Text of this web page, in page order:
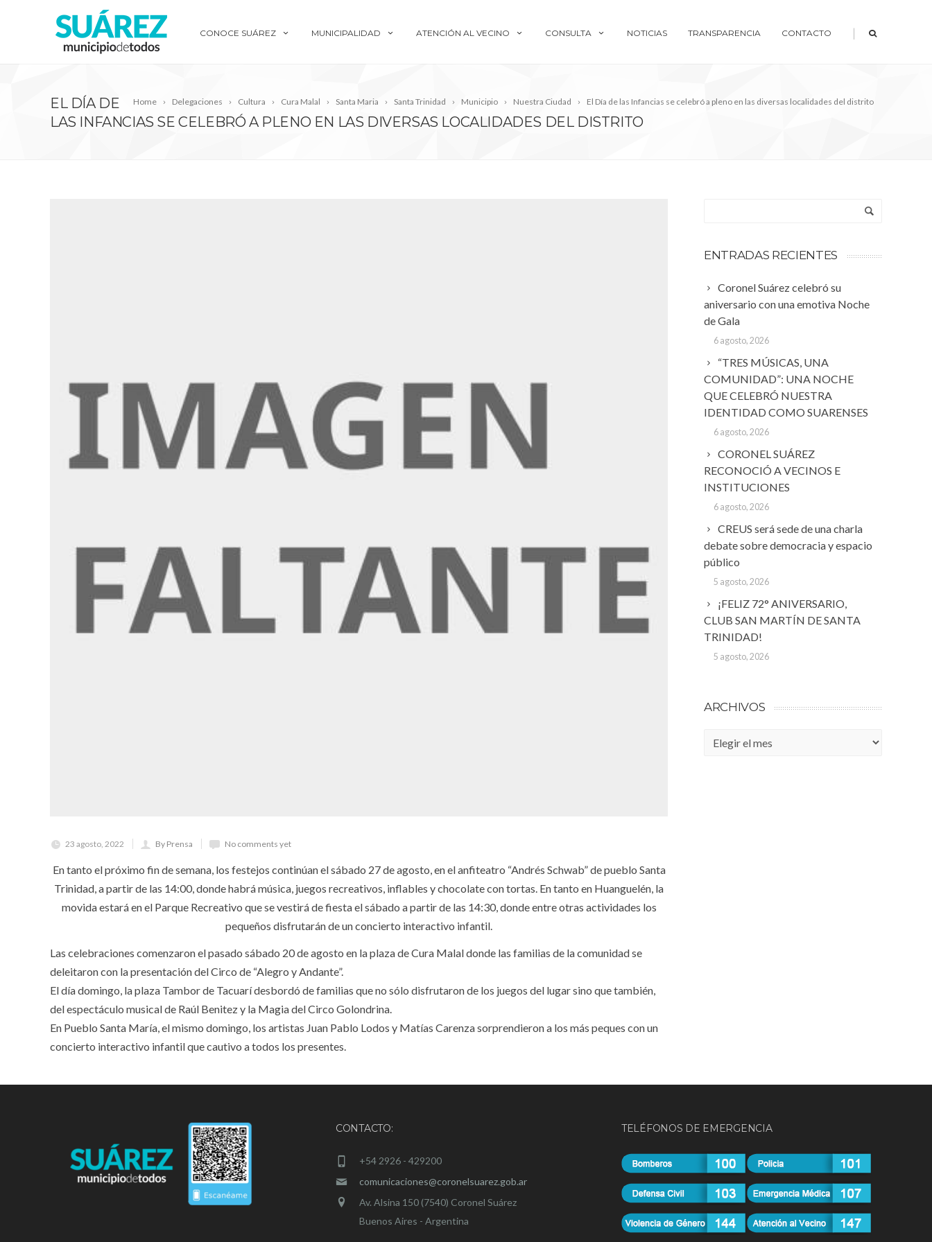
CONOCE SUÁREZ MUNICIPALIDAD ATENCIÓN AL VECINO CONSULTA NOTICIAS TRANSPARENCIA CONTACTO |
Home Delegaciones Cultura Cura Malal Santa Maria Santa Trinidad Municipio Nuestra Ciudad El Día de las Infancias se celebró a pleno en las diversas localidades del distrito
EL DÍA DE
LAS INFANCIAS SE CELEBRÓ A PLENO EN LAS DIVERSAS LOCALIDADES DEL DISTRITO
23 agosto, 2022 By Prensa No comments yet
En tanto el próximo fin de semana, los festejos continúan el sábado 27 de agosto, en el anfiteatro “Andrés Schwab” de pueblo Santa
Trinidad, a partir de las 14:00, donde habrá música, juegos recreativos, inflables y chocolate con tortas. En tanto en Huanguelén, la
movida estará en el Parque Recreativo que se vestirá de fiesta el sábado a partir de las 14:30, donde entre otras actividades los
pequeños disfrutarán de un concierto interactivo infantil.
Las celebraciones comenzaron el pasado sábado 20 de agosto en la plaza de Cura Malal donde las familias de la comunidad se
deleitaron con la presentación del Circo de “Alegro y Andante”.
El día domingo, la plaza Tambor de Tacuarí desbordó de familias que no sólo disfrutaron de los juegos del lugar sino que también,
del espectáculo musical de Raúl Benitez y la Magia del Circo Golondrina.
En Pueblo Santa María, el mismo domingo, los artistas Juan Pablo Lodos y Matías Carenza sorprendieron a los más peques con un
concierto interactivo infantil que cautivo a todos los presentes.
ENTRADAS RECIENTES
Coronel Suárez celebró su
aniversario con una emotiva Noche
de Gala
6 agosto, 2026
“TRES MÚSICAS, UNA
COMUNIDAD”: UNA NOCHE
QUE CELEBRÓ NUESTRA
IDENTIDAD COMO SUARENSES
6 agosto, 2026
CORONEL SUÁREZ
RECONOCIÓ A VECINOS E
INSTITUCIONES
6 agosto, 2026
CREUS será sede de una charla
debate sobre democracia y espacio
público
5 agosto, 2026
¡FELIZ 72° ANIVERSARIO,
CLUB SAN MARTÍN DE SANTA
TRINIDAD!
5 agosto, 2026
ARCHIVOS
Archivos
CONTACTO:
+54 2926 - 429200
comunicaciones@coronelsuarez.gob.ar
Av. Alsina 150 (7540) Coronel Suárez
Buenos Aires - Argentina
TELÉFONOS DE EMERGENCIA